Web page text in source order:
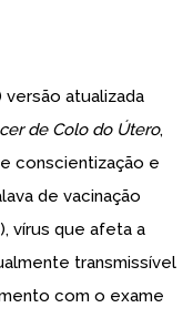
versão atualizada
de Colo do Útero,
conscientização e
de vacinação
vírus que afeta a
transmissível
com o exame